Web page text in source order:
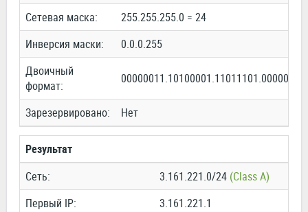
Сетевая маска:
255.255.255.0 = 24
Инверсия маски:
0.0.0.255
Двоичный
формат:
00000011.10100001.11011101.00000000
Зарезервировано: Нет
Результат
Сеть:
3.161.221.0/24 (Class A)
Первый IP:
3.161.221.1